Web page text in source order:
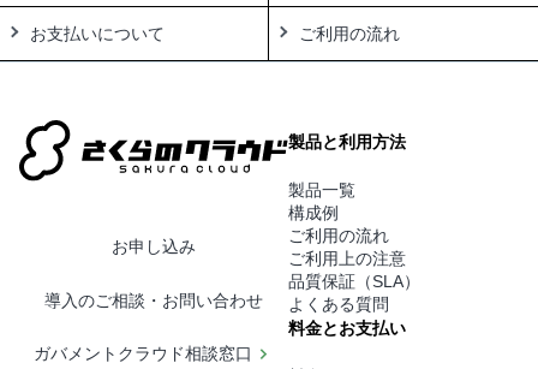
お支払いについて ご利用の流れ
お申し込み
導入のご相談・お問い合わせ
ガバメントクラウド相談窓口
製品と利用方法
製品一覧
構成例
ご利用の流れ
ご利用上の注意
品質保証（SLA）
よくある質問
料金とお支払い